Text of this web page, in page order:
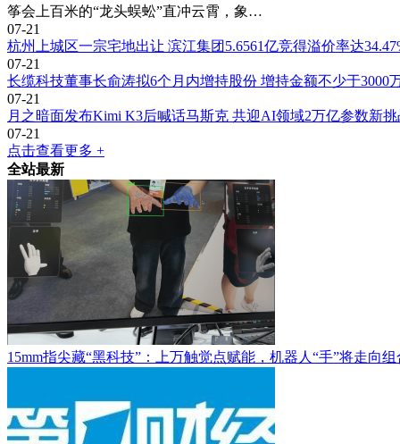
筝会上百米的“龙头蜈蚣”直冲云霄，象…
07-21
杭州上城区一宗宅地出让 滨江集团5.6561亿竞得溢价率达
07-21
长缆科技董事长俞涛拟6个月内增持股份 增持金额不少于3000
07-21
月之暗面发布Kimi K3后喊话马斯克 共迎AI领域2万亿参数新挑
07-21
点击查看更多 +
全站最新
15mm指尖藏“黑科技”：上万触觉点赋能，机器人“手”将走向